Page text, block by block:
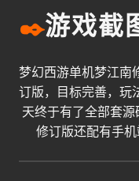
✒️游戏截
梦幻西游单机梦江南
订版，目标完善，玩
天终于有了全部套源
修订版还配有手机